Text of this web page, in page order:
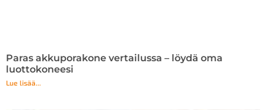
Paras akkuporakone vertailussa – löydä oma
luottokoneesi
Lue lisää...